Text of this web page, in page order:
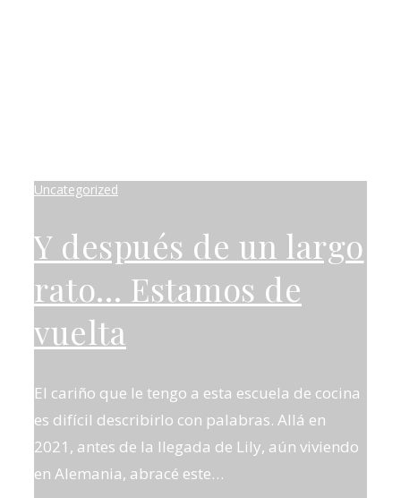
Uncategorized
Y después de un largo
rato… Estamos de
vuelta
El cariño que le tengo a esta escuela de cocina
es difícil describirlo con palabras. Allá en
2021, antes de la llegada de Lily, aún viviendo
en Alemania, abracé este…